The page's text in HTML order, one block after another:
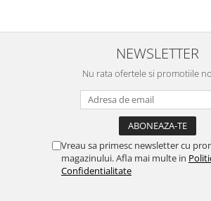
NEWSLETTER
Nu rata ofertele si promotiile
Vreau sa primesc newsletter cu
magazinului. Afla mai multe in
Confidentialitate